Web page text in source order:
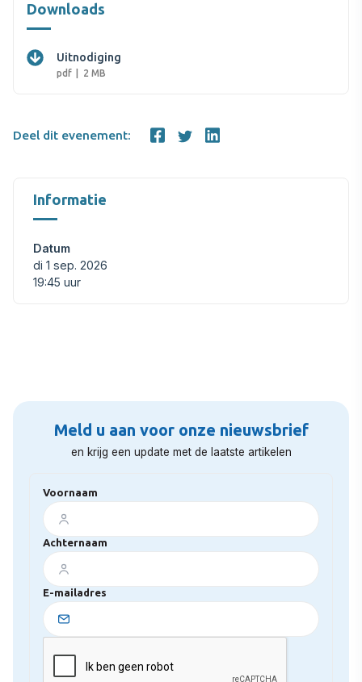
Downloads
Uitnodiging
pdf 2 MB
Deel dit evenement:
Informatie
Datum
di 1 sep. 2026
19:45 uur
Meld u aan voor onze nieuwsbrief
en krijg een update met de laatste artikelen
Voornaam
Achternaam
E-mailadres